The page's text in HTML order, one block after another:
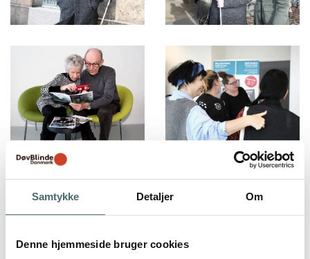
Samtykke Detaljer Om
Denne hjemmeside bruger cookies